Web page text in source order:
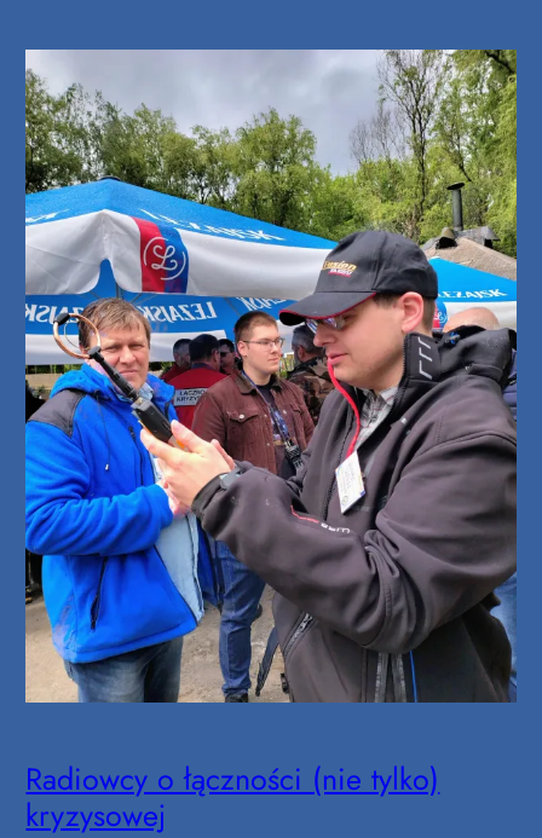
Radiowcy o łączności (nie tylko)
kryzysowej